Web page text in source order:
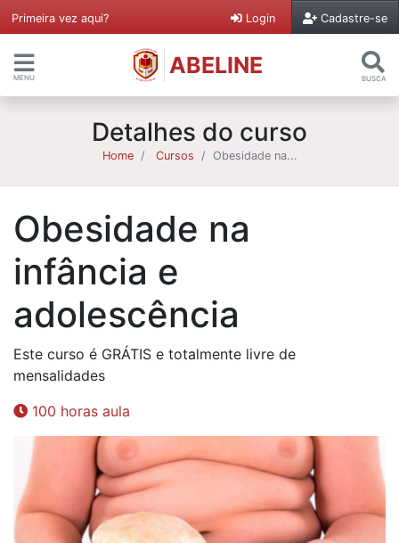
Primeira vez aqui? Login Cadastre-se
MENU ABELINE BUSCA
Detalhes do curso
Home Cursos Obesidade na...
Obesidade na
infância e
adolescência
Este curso é GRÁTIS e totalmente livre de
mensalidades
100 horas aula